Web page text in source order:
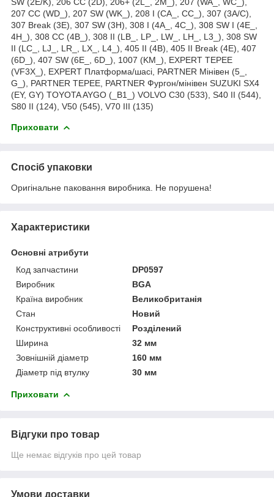
207 CC (WD_), 207 SW (WK_), 208 I (CA_, CC_), 307 (3A/C),
307 Break (3E), 307 SW (3H), 308 I (4A_, 4C_), 308 SW I (4E_,
4H_), 308 CC (4B_), 308 II (LB_, LP_, LW_, LH_, L3_), 308 SW
II (LC_, LJ_, LR_, LX_, L4_), 405 II (4B), 405 II Break (4E), 407
(6D_), 407 SW (6E_, 6D_), 1007 (KM_), EXPERT TEPEE
(VF3X_), EXPERT Платформа/шасі, PARTNER Мінівен (5_,
G_), PARTNER TEPEE, PARTNER Фургон/мінівен SUZUKI SX4
(EY, GY) TOYOTA AYGO (_B1_) VOLVO C30 (533), S40 II (544),
S80 II (124), V50 (545), V70 III (135)
Приховати
Спосіб упаковки
Оригінальне паковання виробника. Не порушена!
Характеристики
Основні атрибути
Код запчастини
DP0597
Виробник
BGA
Країна виробник
Великобританія
Стан
Новий
Конструктивні особливості
Розділений
Ширина
32 мм
Зовнішній діаметр
160 мм
Діаметр під втулку
30 мм
Приховати
Відгуки про товар
Ще немає відгуків про цей товар
Умови доставки